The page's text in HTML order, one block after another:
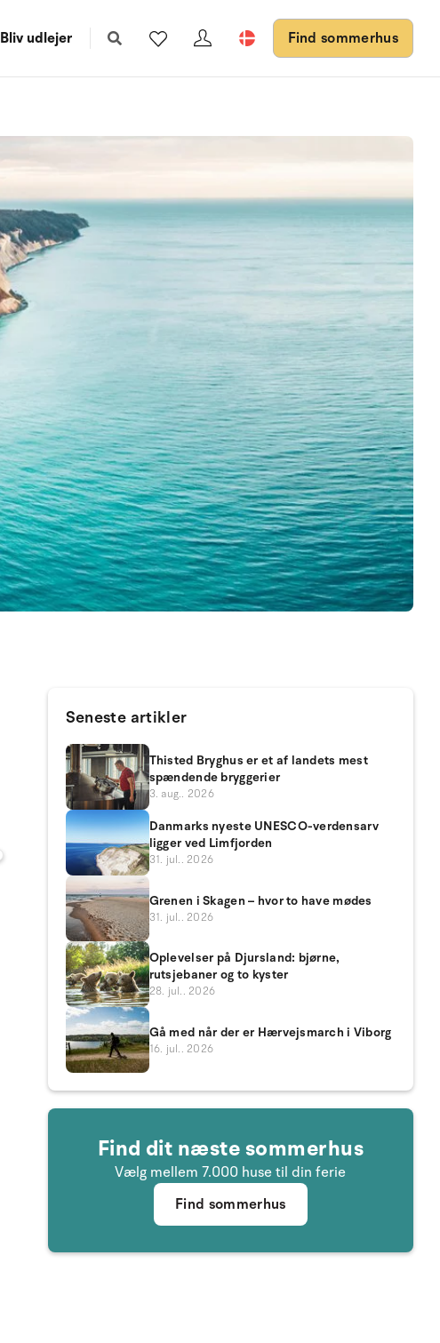
Bliv udlejer Find sommerhus
Seneste artikler
Thisted Bryghus er et af landets mest
spændende bryggerier
3. aug.. 2026
Danmarks nyeste UNESCO-verdensarv
ligger ved Limfjorden
31. jul.. 2026
Grenen i Skagen – hvor to have mødes
31. jul.. 2026
Oplevelser på Djursland: bjørne,
rutsjebaner og to kyster
28. jul.. 2026
Gå med når der er Hærvejsmarch i Viborg
16. jul.. 2026
Find dit næste sommerhus
Vælg mellem 7.000 huse til din ferie
Find sommerhus